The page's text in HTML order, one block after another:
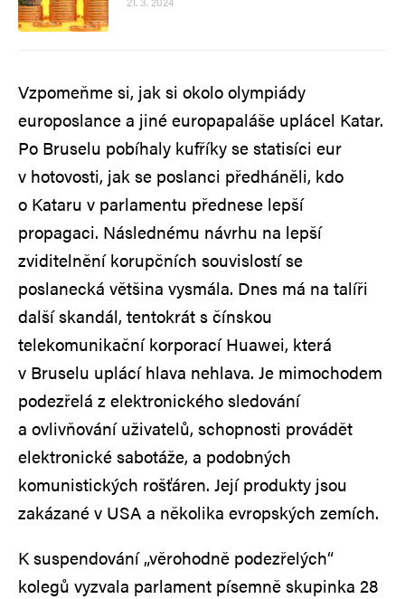
Vzpomeňme si, jak si okolo olympiády
europoslance a jiné europapaláše uplácel Katar.
Po Bruselu pobíhaly kufříky se statisíci eur
v hotovosti, jak se poslanci předháněli, kdo
o Kataru v parlamentu přednese lepší
propagaci. Následnému návrhu na lepší
zviditelnění korupčních souvislostí se
poslanecká většina vysmála. Dnes má na talíři
další skandál, tentokrát s čínskou
telekomunikační korporací Huawei, která
v Bruselu uplácí hlava nehlava. Je mimochodem
podezřelá z elektronického sledování
a ovlivňování uživatelů, schopnosti provádět
elektronické sabotáže, a podobných
komunistických rošťáren. Její produkty jsou
zakázané v USA a několika evropských zemích.
K suspendování „věrohodně podezřelých“
kolegů vyzvala parlament písemně skupinka 28